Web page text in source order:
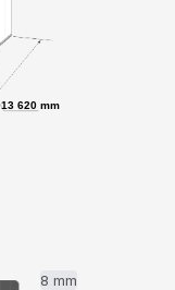
13 620 mm
8 mm